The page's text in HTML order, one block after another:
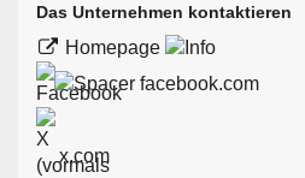
Das Unternehmen kontaktieren
Homepage
facebook.com
x.com